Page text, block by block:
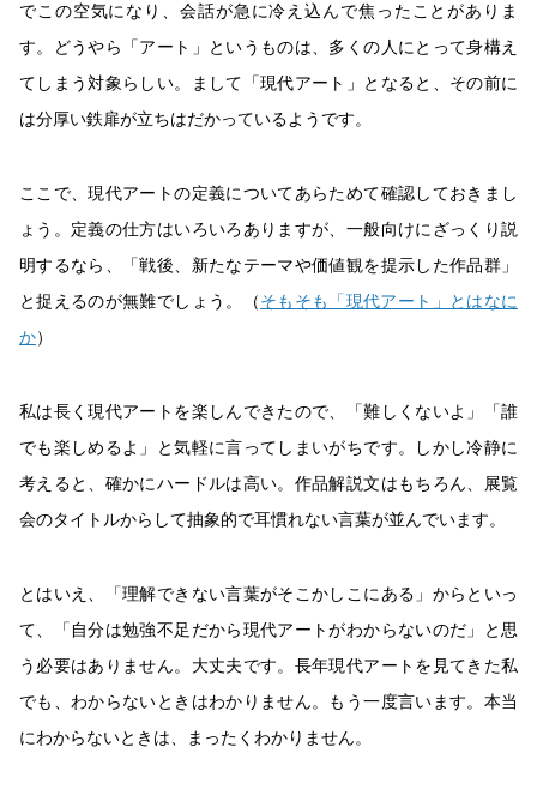
でこの空気になり、会話が急に冷え込んで焦ったことがありま
す。どうやら「アート」というものは、多くの人にとって身構え
てしまう対象らしい。まして「現代アート」となると、その前に
は分厚い鉄扉が立ちはだかっているようです。
ここで、現代アートの定義についてあらためて確認しておきまし
ょう。定義の仕方はいろいろありますが、一般向けにざっくり説
明するなら、「戦後、新たなテーマや価値観を提示した作品群」
と捉えるのが無難でしょう。（そもそも「現代アート」とはなに
か）
私は長く現代アートを楽しんできたので、「難しくないよ」「誰
でも楽しめるよ」と気軽に言ってしまいがちです。しかし冷静に
考えると、確かにハードルは高い。作品解説文はもちろん、展覧
会のタイトルからして抽象的で耳慣れない言葉が並んでいます。
とはいえ、「理解できない言葉がそこかしこにある」からといっ
て、「自分は勉強不足だから現代アートがわからないのだ」と思
う必要はありません。大丈夫です。長年現代アートを見てきた私
でも、わからないときはわかりません。もう一度言います。本当
にわからないときは、まったくわかりません。